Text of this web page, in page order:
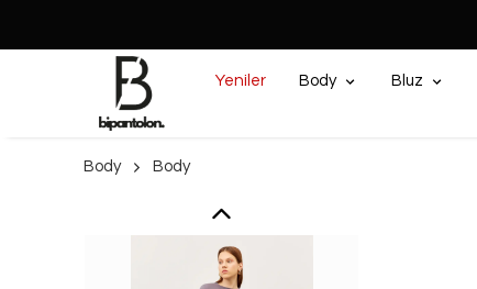
Yeniler Body Bluz
Body Body